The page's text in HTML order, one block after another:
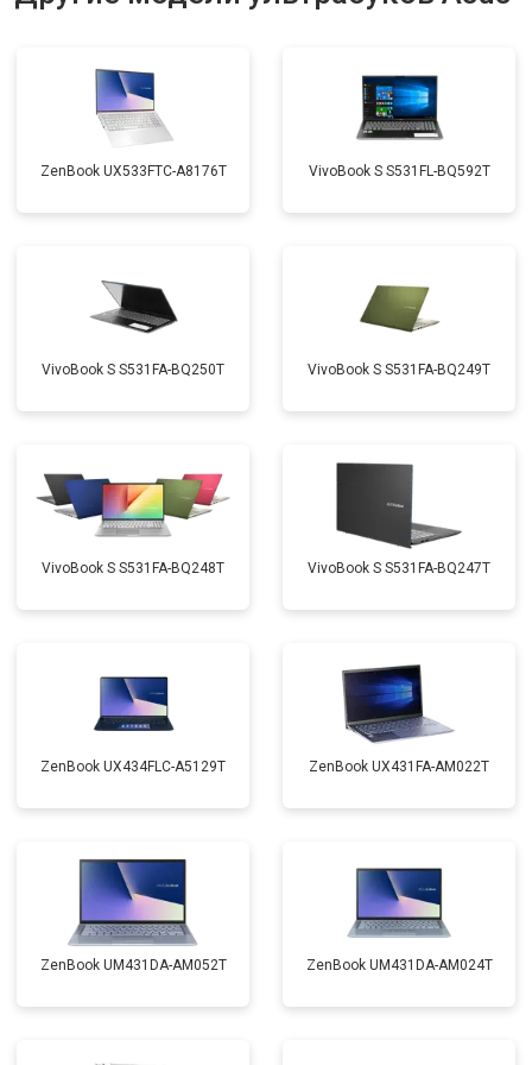
Замена жесткого диска HDD/SSD от 1450 ₽ Заказать
ZenBook UX533FTC-A8176T VivoBook S S531FL-BQ592T
VivoBook S S531FA-BQ250T VivoBook S S531FA-BQ249T
VivoBook S S531FA-BQ248T VivoBook S S531FA-BQ247T
ZenBook UX434FLC-A5129T ZenBook UX431FA-AM022T
ZenBook UM431DA-AM052T ZenBook UM431DA-AM024T